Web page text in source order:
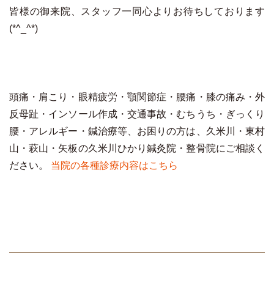
皆様の御来院、スタッフ一同心よりお待ちしております
(*^_^*)
頭痛・肩こり・眼精疲労・顎関節症・腰痛・膝の痛み・外
反母趾・インソール作成・交通事故・むちうち・ぎっくり
腰・アレルギー・鍼治療等、お困りの方は、久米川・東村
山・萩山・矢板の久米川ひかり鍼灸院・整骨院にご相談く
ださい。 当院の各種診療内容はこちら